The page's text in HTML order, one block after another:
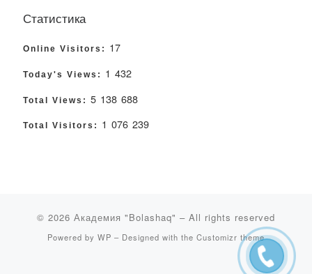
Статистика
Online Visitors: 17
Today's Views: 1 432
Total Views: 5 138 688
Total Visitors: 1 076 239
© 2026 Академия "Bolashaq" – All rights reserved
Powered by WP – Designed with the Customizr theme